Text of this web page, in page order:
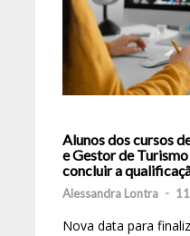
Alunos dos cursos
e Gestor de
concluir a
Alessandra Lontra -
Nova data para